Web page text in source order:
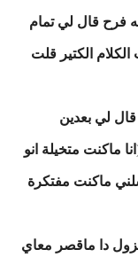
فرح قال لي تمام
الكتير قلت
لي بعدين
ماكنت متخيلة انو
ماكنت مفتكرة
دا ماقصر معاي